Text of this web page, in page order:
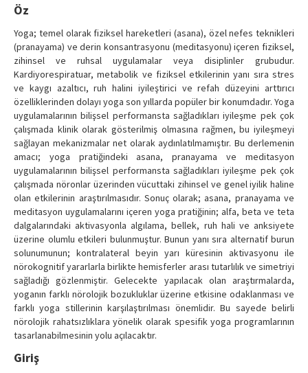
Öz
Yoga; temel olarak fiziksel hareketleri (asana), özel nefes teknikleri
(pranayama) ve derin konsantrasyonu (meditasyonu) içeren fiziksel,
zihinsel ve ruhsal uygulamalar veya disiplinler grubudur.
Kardiyorespiratuar, metabolik ve fiziksel etkilerinin yanı sıra stres
ve kaygı azaltıcı, ruh halini iyileştirici ve refah düzeyini arttırıcı
özelliklerinden dolayı yoga son yıllarda popüler bir konumdadır. Yoga
uygulamalarının bilişsel performansta sağladıkları iyileşme pek çok
çalışmada klinik olarak gösterilmiş olmasına rağmen, bu iyileşmeyi
sağlayan mekanizmalar net olarak aydınlatılmamıştır. Bu derlemenin
amacı; yoga pratiğindeki asana, pranayama ve meditasyon
uygulamalarının bilişsel performansta sağladıkları iyileşme pek çok
çalışmada nöronlar üzerinden vücuttaki zihinsel ve genel iyilik haline
olan etkilerinin araştırılmasıdır. Sonuç olarak; asana, pranayama ve
meditasyon uygulamalarını içeren yoga pratiğinin; alfa, beta ve teta
dalgalarındaki aktivasyonla algılama, bellek, ruh hali ve anksiyete
üzerine olumlu etkileri bulunmuştur. Bunun yanı sıra alternatif burun
solunumunun; kontralateral beyin yarı küresinin aktivasyonu ile
nörokognitif yararlarla birlikte hemisferler arası tutarlılık ve simetriyi
sağladığı gözlenmiştir. Gelecekte yapılacak olan araştırmalarda,
yoganın farklı nörolojik bozukluklar üzerine etkisine odaklanması ve
farklı yoga stillerinin karşılaştırılması önemlidir. Bu sayede belirli
nörolojik rahatsızlıklara yönelik olarak spesifik yoga programlarının
tasarlanabilmesinin yolu açılacaktır.
Giriş